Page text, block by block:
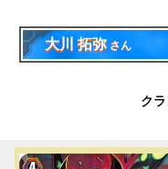
大川 拓弥さん
ク